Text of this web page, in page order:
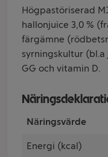
Högpastöriserad
hallonjuice 3,0 %
färgämne
syrningskultur (bl.a
GG och vitamin D.
Näringsvärde
Energi (kcal)